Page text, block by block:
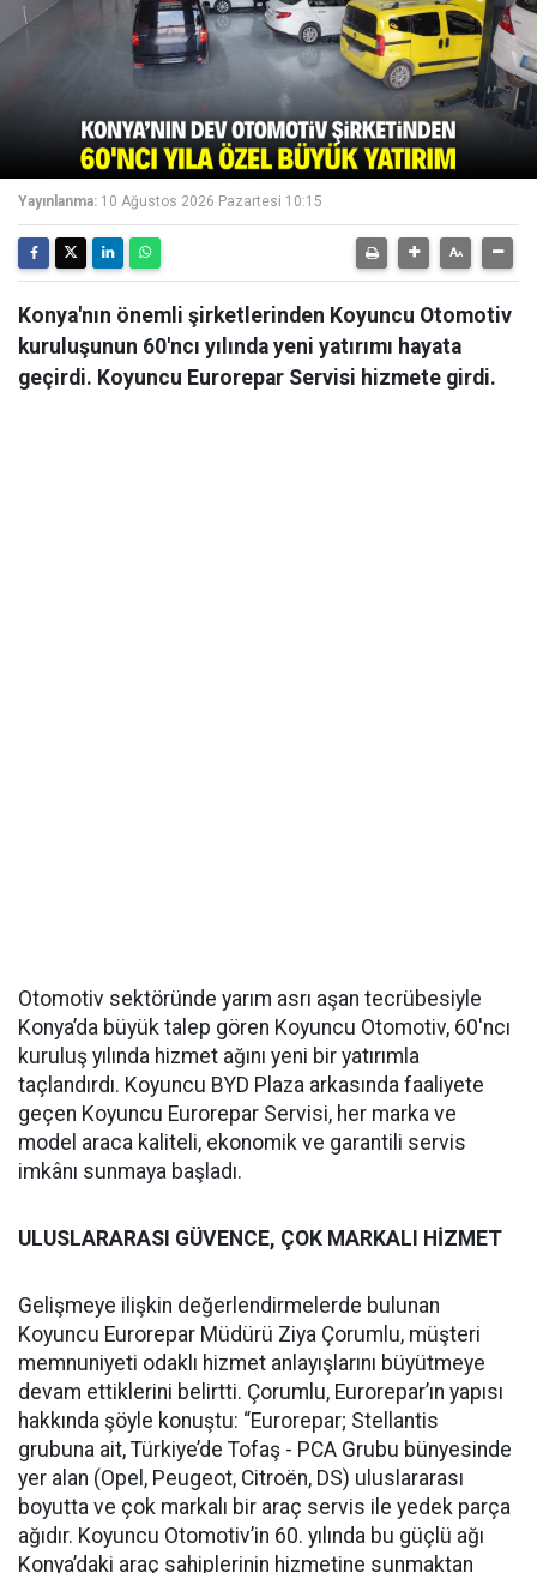
Yayınlanma: 10 Ağustos 2026 Pazartesi 10:15
Konya'nın önemli şirketlerinden Koyuncu Otomotiv
kuruluşunun 60'ncı yılında yeni yatırımı hayata
geçirdi. Koyuncu Eurorepar Servisi hizmete girdi.
Otomotiv sektöründe yarım asrı aşan tecrübesiyle
Konya’da büyük talep gören Koyuncu Otomotiv, 60'ncı
kuruluş yılında hizmet ağını yeni bir yatırımla
taçlandırdı. Koyuncu BYD Plaza arkasında faaliyete
geçen Koyuncu Eurorepar Servisi, her marka ve
model araca kaliteli, ekonomik ve garantili servis
imkânı sunmaya başladı.
ULUSLARARASI GÜVENCE, ÇOK MARKALI HİZMET
Gelişmeye ilişkin değerlendirmelerde bulunan
Koyuncu Eurorepar Müdürü Ziya Çorumlu, müşteri
memnuniyeti odaklı hizmet anlayışlarını büyütmeye
devam ettiklerini belirtti. Çorumlu, Eurorepar’ın yapısı
hakkında şöyle konuştu: “Eurorepar; Stellantis
grubuna ait, Türkiye’de Tofaş - PCA Grubu bünyesinde
yer alan (Opel, Peugeot, Citroën, DS) uluslararası
boyutta ve çok markalı bir araç servis ile yedek parça
ağıdır. Koyuncu Otomotiv’in 60. yılında bu güçlü ağı
Konya’daki araç sahiplerinin hizmetine sunmaktan